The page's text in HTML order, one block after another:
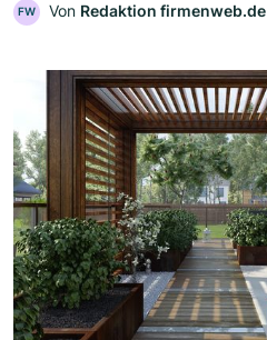
FW Von Redaktion firmenweb.de